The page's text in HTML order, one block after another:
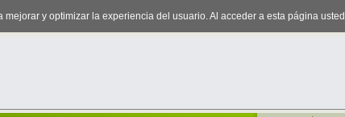
mejorar y optimizar la experiencia del usuario. Al acceder a esta página